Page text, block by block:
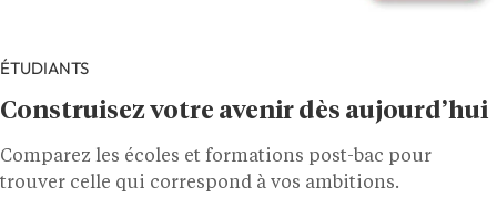
Construisez votre avenir dès aujourd’hui
ÉTUDIANTS
Comparez les écoles et formations post-bac pour
trouver celle qui correspond à vos ambitions.